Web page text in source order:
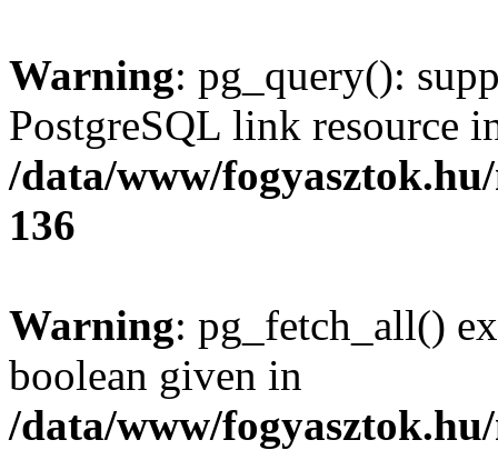
Warning: pg_query():
PostgreSQL link resource
/data/www/
136
Warning: pg_fetch_all()
boolean given in
/data/www/